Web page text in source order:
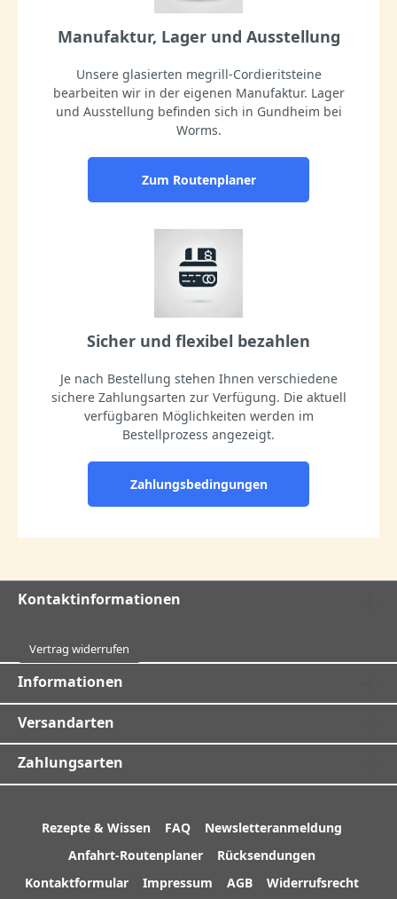
Manufaktur, Lager und Ausstellung
Unsere glasierten megrill-Cordieritsteine
bearbeiten wir in der eigenen Manufaktur. Lager
und Ausstellung befinden sich in Gundheim bei
Worms.
Zum Routenplaner
Sicher und flexibel bezahlen
Je nach Bestellung stehen Ihnen verschiedene
sichere Zahlungsarten zur Verfügung. Die aktuell
verfügbaren Möglichkeiten werden im
Bestellprozess angezeigt.
Zahlungsbedingungen
Kontaktinformationen
Vertrag widerrufen
Informationen
Versandarten
Zahlungsarten
Rezepte & Wissen FAQ
Newsletteranmeldung
Anfahrt-Routenplaner
Rücksendungen
Kontaktformular
Impressum AGB Widerrufsrecht